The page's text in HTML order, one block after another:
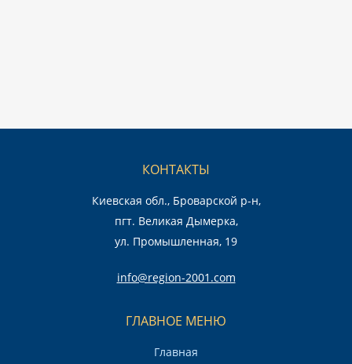
КОНТАКТЫ
Киевская обл., Броварской р-н,
пгт. Великая Дымерка,
ул. Промышленная, 19
info@region-2001.com
ГЛАВНОЕ МЕНЮ
Главная